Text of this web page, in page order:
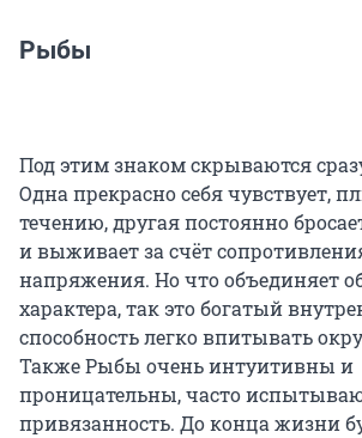
Рыбы
Под этим знаком скрываются
Одна прекрасно себя чувствует,
течению, другая постоянно
и выживает за счёт
напряжения. Но что объединяет
характера, так это богатый
способность легко впитывать
Также Рыбы очень интуитивны и
проницательны, часто
привязанность. До конца жизни